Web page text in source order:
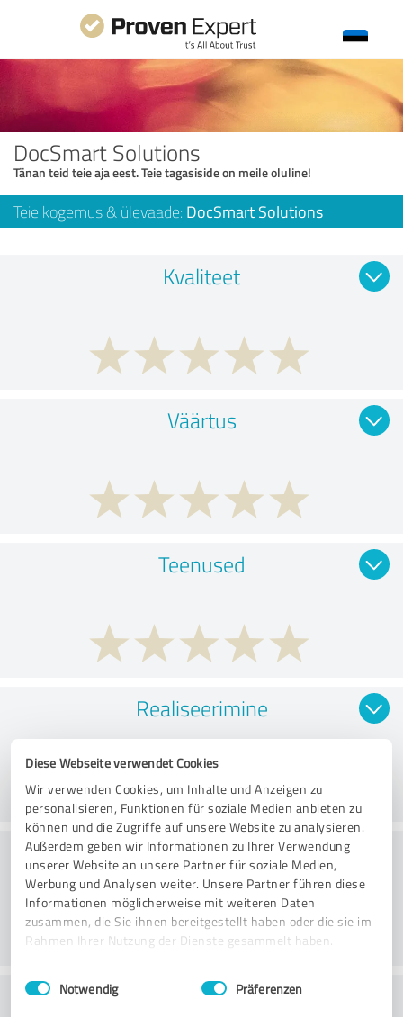
Diese Webseite verwendet Cookies
Wir verwenden Cookies, um Inhalte und Anzeigen zu
personalisieren, Funktionen für soziale Medien anbieten zu
können und die Zugriffe auf unsere Website zu analysieren.
Außerdem geben wir Informationen zu Ihrer Verwendung
unserer Website an unsere Partner für soziale Medien,
Werbung und Analysen weiter. Unsere Partner führen diese
Informationen möglicherweise mit weiteren Daten
zusammen, die Sie ihnen bereitgestellt haben oder die sie im
Rahmen Ihrer Nutzung der Dienste gesammelt haben.
Impressum Datenschutzbestimmungen
Einwilligungsauswahl
Notwendig Präferenzen
DocSmart Solutions
Tänan teid teie aja eest. Teie tagasiside on meile oluline!
Teie kogemus & ülevaade: DocSmart Solutions
Kvaliteet
Väärtus
Teenused
Realiseerimine
Konsultatsioon
Klienditeenindus